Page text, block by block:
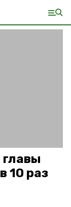
главы
10 раз